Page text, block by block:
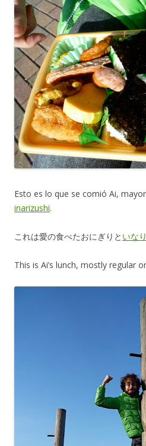
Esto es lo que se comió Ai,
inarizushi.
これは愛の食べたおにぎりと いな
This is Ai’s lunch, mostly regular